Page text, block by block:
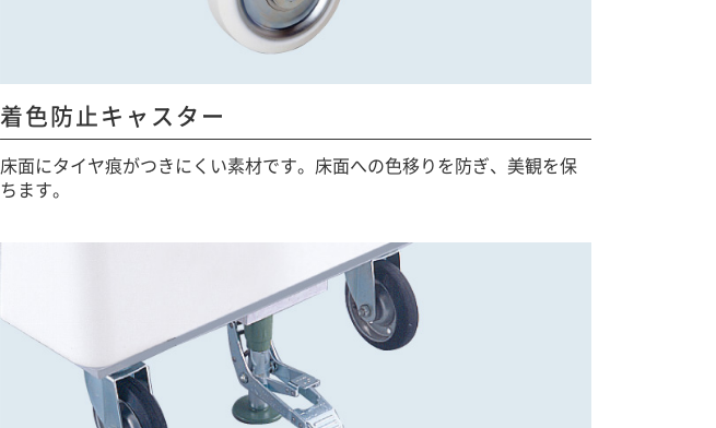
着色防止キャスター
床面にタイヤ痕がつきにくい素材です。床面への色移りを防ぎ、美観を保
ちます。